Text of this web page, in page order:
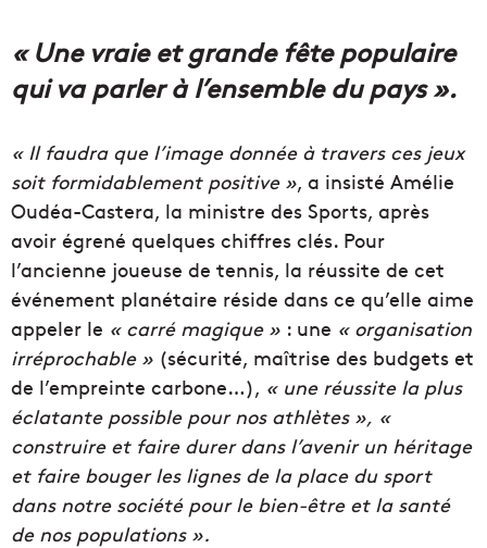
« Une vraie et grande fête populaire
qui va parler à l’ensemble du pays ».
« Il faudra que l’image donnée à travers ces jeux
soit formidablement positive », a insisté Amélie
Oudéa-Castera, la ministre des Sports, après
avoir égrené quelques chiffres clés. Pour
l’ancienne joueuse de tennis, la réussite de cet
événement planétaire réside dans ce qu’elle aime
appeler le « carré magique » : une « organisation
irréprochable » (sécurité, maîtrise des budgets et
de l’empreinte carbone…), « une réussite la plus
éclatante possible pour nos athlètes », «
construire et faire durer dans l’avenir un héritage
et faire bouger les lignes de la place du sport
dans notre société pour le bien-être et la santé
de nos populations ».